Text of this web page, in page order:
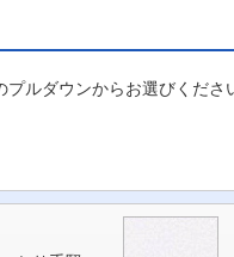
ルダウンからお選びくださ